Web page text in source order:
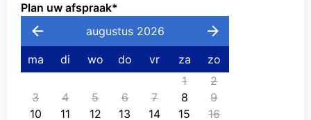
Plan uw afspraak*
augustus 2026
ma di wo do vr za
zo
1
2
3
4 5 6 7 8
9
10
11 12 13 14 15
16